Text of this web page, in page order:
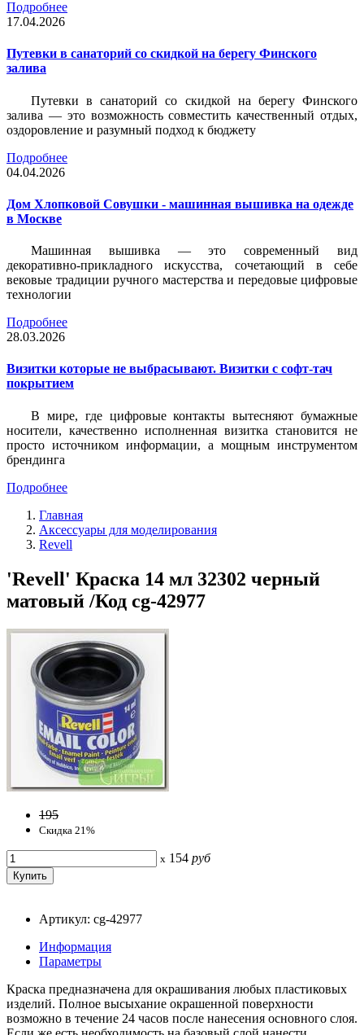
Подробнее
17.04.2026
Путевки в санаторий со скидкой на берегу Финского
залива
Путевки в санаторий со скидкой на берегу Финского
залива — это возможность совместить качественный отдых,
оздоровление и разумный подход к бюджету
Подробнее
04.04.2026
Дом Хлопковой Совушки - машинная вышивка на одежде
в Москве
Машинная вышивка — это современный вид
декоративно-прикладного искусства, сочетающий в себе
вековые традиции ручного мастерства и передовые цифровые
технологии
Подробнее
28.03.2026
Визитки которые не выбрасывают. Визитки с софт-тач
покрытием
В мире, где цифровые контакты вытесняют бумажные
носители, качественно исполненная визитка становится не
просто источником информации, а мощным инструментом
брендинга
Подробнее
Главная
Аксессуары для моделирования
Revell
'Revell' Краска 14 мл 32302 черный
матовый /Код cg-42977
195
Скидка 21%
x 154 руб
Артикул: cg-42977
Информация
Параметры
Краска предназначена для окрашивания любых пластиковых
изделий. Полное высыхание окрашенной поверхности
возможно в течение 24 часов после нанесения основного слоя.